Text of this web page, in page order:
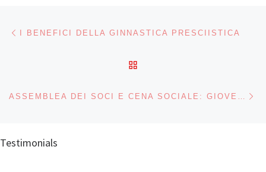
Navigazione articoli
I BENEFICI DELLA GINNASTICA PRESCIISTICA
Testimonials